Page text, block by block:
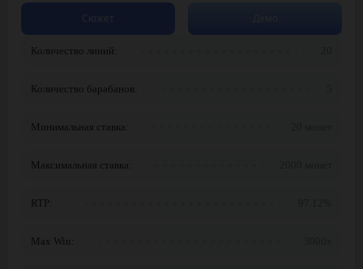
Количество линий:
Количество барабанов:
Минимальная ставка:
Максимальная ставка:
RTP:
Max Win:
Сюжет